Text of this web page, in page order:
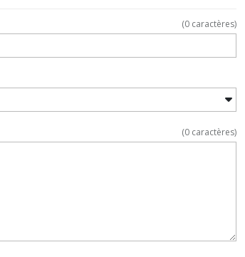
(0 caractères)
(0 caractères)